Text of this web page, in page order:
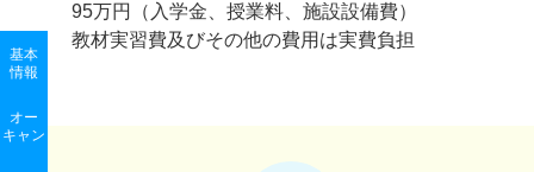
基本
情報
オー
キャン
95万円（入学金、授業料、施設設備費）
教材実習費及びその他の費用は実費負担